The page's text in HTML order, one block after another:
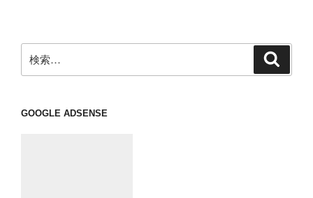
ン
索:
GOOGLE ADSENSE